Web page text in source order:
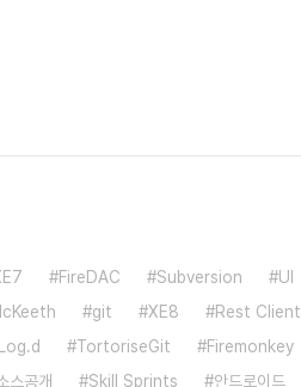
FireDAC Subversion
UI
git XE8
Rest Client
Log.d TortoriseGit
Firemonkey
스공개 Skill Sprints 안드로이드